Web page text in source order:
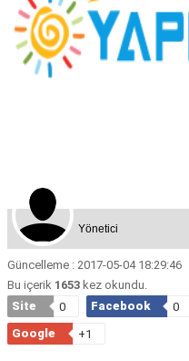
Yönetici
Güncelleme : 2017-05-04 18:29:46
Bu içerik 1653 kez okundu.
Site
0 Facebook 0
Google
+1